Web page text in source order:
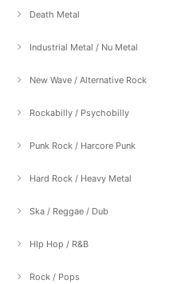
Death Metal
Industrial Metal / Nu Metal
New Wave / Alternative Rock
Rockabilly / Psychobilly
Punk Rock / Harcore Punk
Hard Rock / Heavy Metal
Ska / Reggae / Dub
HIp Hop / R&B
Rock / Pops